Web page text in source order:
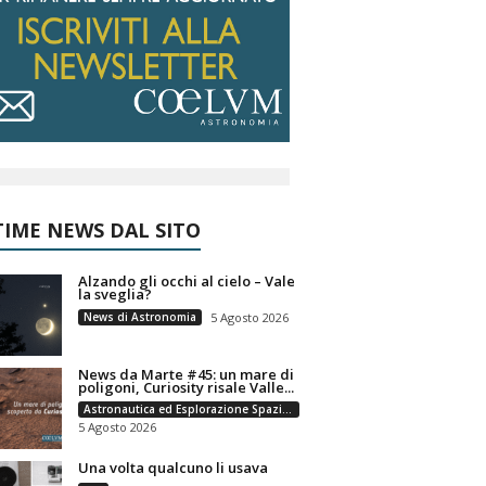
NEWS DAL SITO
Alzando gli occhi al cielo – Vale
la sveglia?
News di Astronomia 5 Agosto 2026
News da Marte #45: un mare di
poligoni, Curiosity risale Valle...
Astronautica ed Esplorazione Spaziale
5 Agosto 2026
Una volta qualcuno li usava